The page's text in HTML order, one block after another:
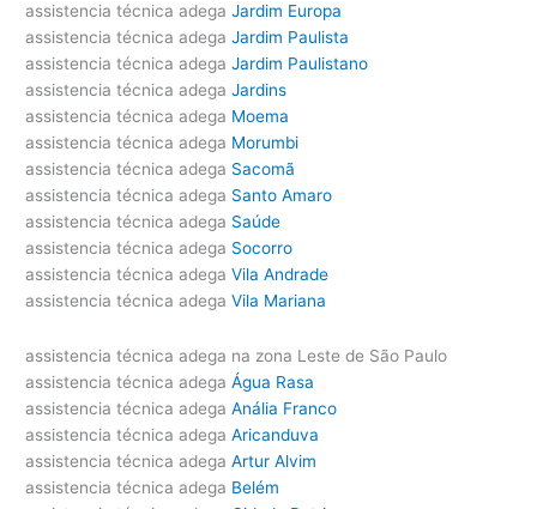
assistencia técnica adega Jardim Europa
assistencia técnica adega Jardim Paulista
assistencia técnica adega Jardim Paulistano
assistencia técnica adega Jardins
assistencia técnica adega Moema
assistencia técnica adega Morumbi
assistencia técnica adega Sacomã
assistencia técnica adega Santo Amaro
assistencia técnica adega Saúde
assistencia técnica adega Socorro
assistencia técnica adega Vila Andrade
assistencia técnica adega Vila Mariana
assistencia técnica adega na zona Leste de São Paulo
assistencia técnica adega Água Rasa
assistencia técnica adega Anália Franco
assistencia técnica adega Aricanduva
assistencia técnica adega Artur Alvim
assistencia técnica adega Belém